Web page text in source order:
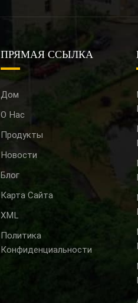
ПРЯМАЯ ССЫЛКА
Дом
О Нас
Продукты
Новости
Блог
Карта Сайта
XML
Политика
Конфиденциальности